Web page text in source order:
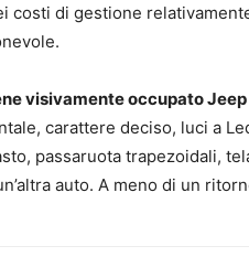
costi di gestione
visivamente occupato
carattere deciso, luci a
passaruota trapezoidali,
auto. A meno di un